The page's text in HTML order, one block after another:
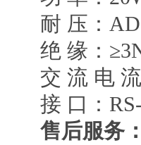
耐 压：
绝 缘：
交 流 电
接 口：
售后服务